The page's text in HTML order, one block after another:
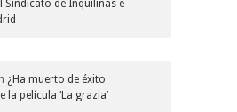
Sindicato de Inquilinas e
¿Ha muerto de éxito
la película ‘La grazia’